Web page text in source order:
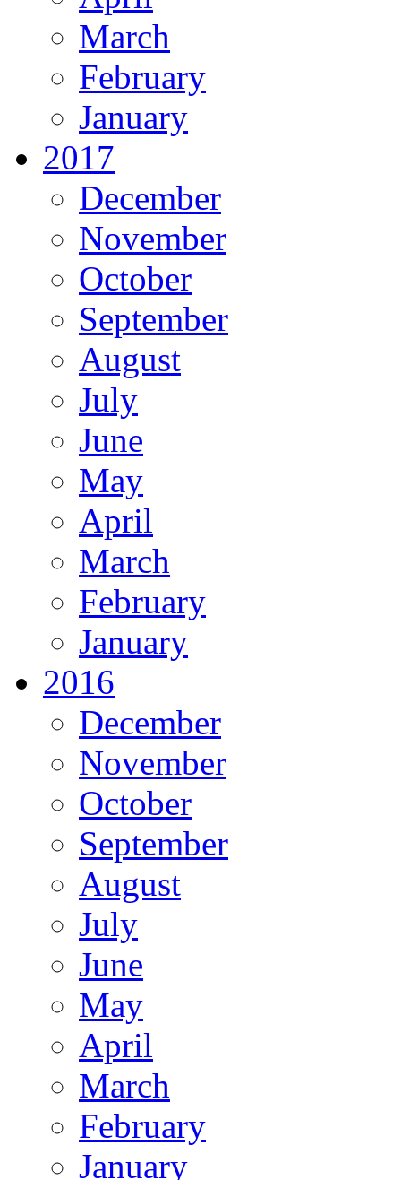
March
February
January
2017
December
November
October
September
August
July
June
May
April
March
February
January
2016
December
November
October
September
August
July
June
May
April
March
February
January